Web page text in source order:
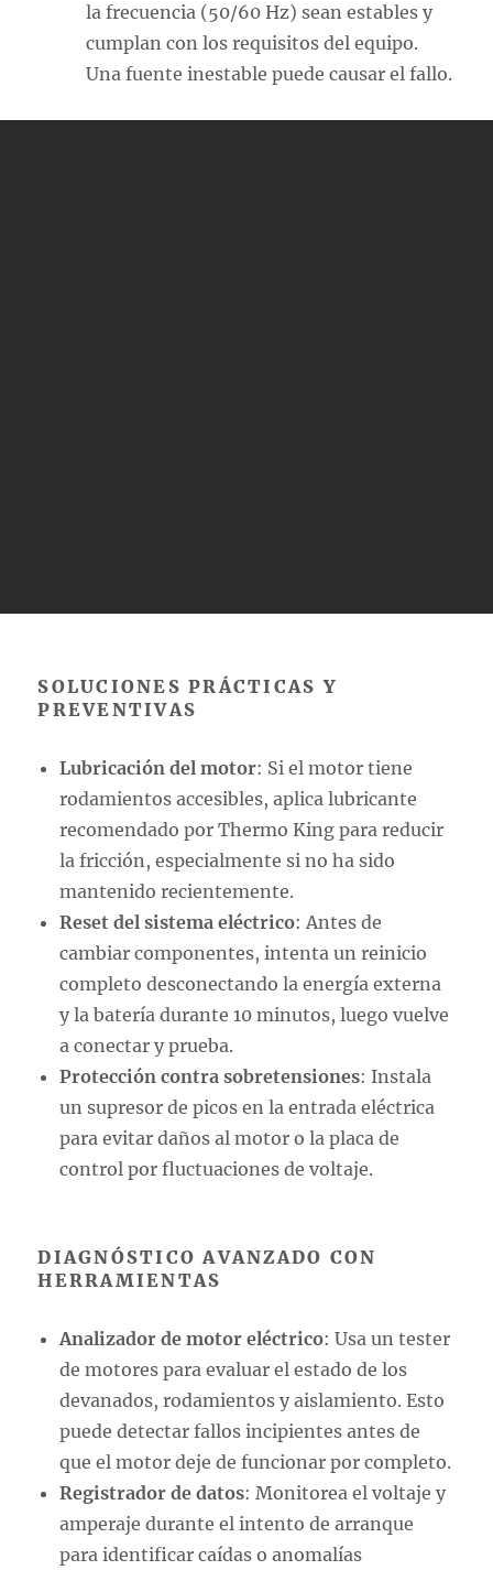
la frecuencia (50/60 Hz) sean estables y
cumplan con los requisitos del equipo.
Una fuente inestable puede causar el fallo.
SOLUCIONES PRÁCTICAS Y
PREVENTIVAS
Lubricación del motor: Si el motor tiene
rodamientos accesibles, aplica lubricante
recomendado por Thermo King para reducir
la fricción, especialmente si no ha sido
mantenido recientemente.
Reset del sistema eléctrico: Antes de
cambiar componentes, intenta un reinicio
completo desconectando la energía externa
y la batería durante 10 minutos, luego vuelve
a conectar y prueba.
Protección contra sobretensiones: Instala
un supresor de picos en la entrada eléctrica
para evitar daños al motor o la placa de
control por fluctuaciones de voltaje.
DIAGNÓSTICO AVANZADO CON
HERRAMIENTAS
Analizador de motor eléctrico: Usa un tester
de motores para evaluar el estado de los
devanados, rodamientos y aislamiento. Esto
puede detectar fallos incipientes antes de
que el motor deje de funcionar por completo.
Registrador de datos: Monitorea el voltaje y
amperaje durante el intento de arranque
para identificar caídas o anomalías